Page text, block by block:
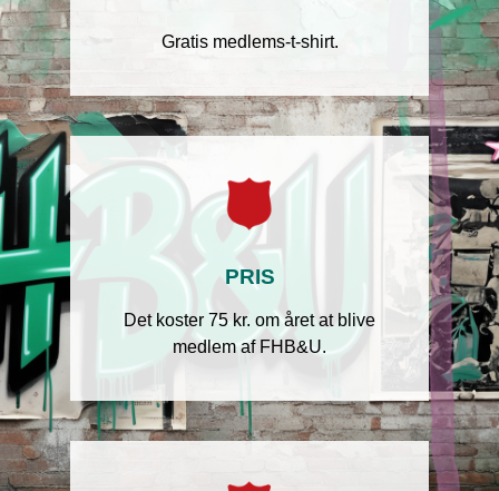
Gratis medlems-t-shirt.
PRIS
Det koster 75 kr. om året at blive
medlem af FHB&U.